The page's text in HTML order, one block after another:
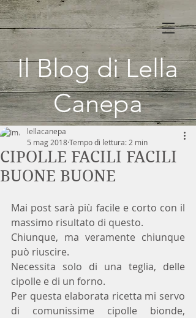
Il Blog di Lella
Canepa
CIPOLLE FACILI FACILI
BUONE BUONE
lellacanepa
5 mag 2018Tempo di lettura: 2 min
Mai post sarà più facile e corto con il
massimo risultato di questo.
Chiunque, ma veramente chiunque
può riuscire.
Necessita solo di una teglia, delle
cipolle e di un forno.
Per questa elaborata ricetta mi servo
di comunissime cipolle bionde,